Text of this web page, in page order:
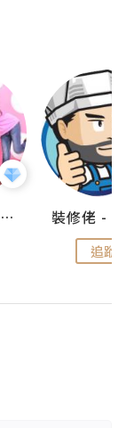
儍媽媽與兩隻小魔怪之家
追蹤